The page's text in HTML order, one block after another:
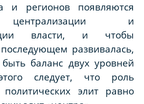
и регионов появляются
и
власти, и чтобы
развивалась,
баланс двух уровней
следует, что роль
политических элит равно